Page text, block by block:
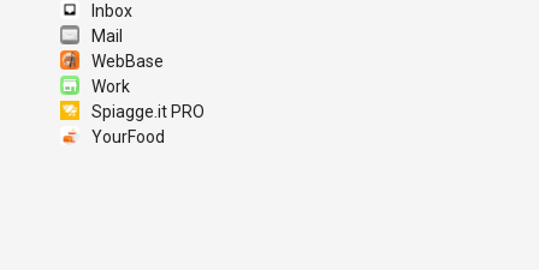
Inbox
Mail
WebBase
Work
Spiagge.it PRO
YourFood